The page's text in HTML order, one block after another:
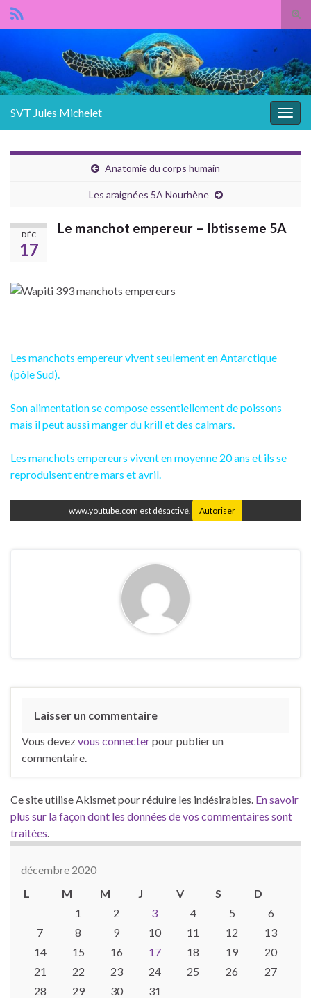
SVT Jules Michelet
Anatomie du corps humain
Les araignées 5A Nourhène
DÉC
17
Le manchot empereur – Ibtisseme 5A
Les manchots empereur vivent seulement en Antarctique
(pôle Sud).
Son alimentation se compose essentiellement de poissons
mais il peut aussi manger du krill et des calmars.
Les manchots empereurs vivent en moyenne 20 ans et ils se
reproduisent entre mars et avril.
www.youtube.com est désactivé. Autoriser
Laisser un commentaire
Vous devezvous connecterpour publier un
commentaire.
Ce site utilise Akismet pour réduire les indésirables. En savoir
plus sur la façon dont les données de vos commentaires sont
traitées
décembre 2020
L
M M J V S
D
1
2 3 4 5
6
7
8 9 10 11 12
13
14
15 16 17 18 19
20
21
22 23 24 25 26
27
28
29 30
31
Panneau de gestion des cookies